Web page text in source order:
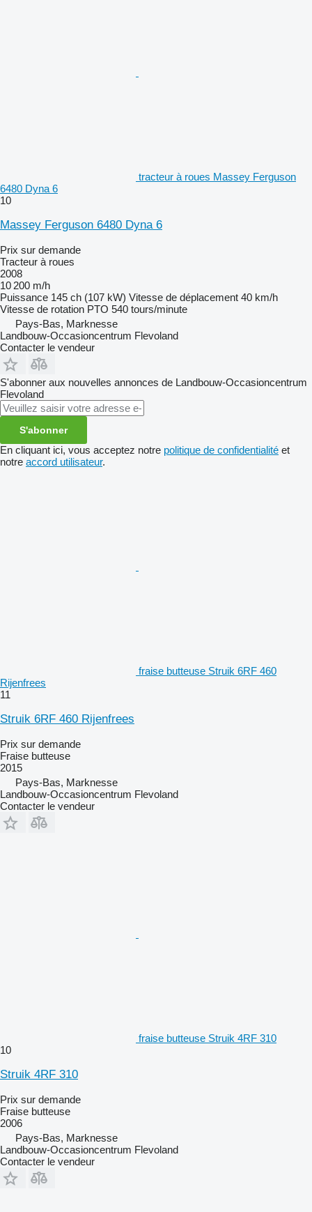
tracteur à roues Massey Ferguson
6480 Dyna 6
10
Massey Ferguson 6480 Dyna 6
Prix sur demande
Tracteur à roues
2008
10 200 m/h
Puissance 145 ch (107 kW) Vitesse de déplacement 40 km/h
Vitesse de rotation PTO 540 tours/minute
Pays-Bas, Marknesse
Landbouw-Occasioncentrum Flevoland
Contacter le vendeur
S'abonner aux nouvelles annonces de Landbouw-Occasioncentrum
Flevoland
S'abonner
En cliquant ici, vous acceptez notre politique de confidentialité et
notre accord utilisateur.
fraise butteuse Struik 6RF 460
Rijenfrees
11
Struik 6RF 460 Rijenfrees
Prix sur demande
Fraise butteuse
2015
Pays-Bas, Marknesse
Landbouw-Occasioncentrum Flevoland
Contacter le vendeur
fraise butteuse Struik 4RF 310
10
Struik 4RF 310
Prix sur demande
Fraise butteuse
2006
Pays-Bas, Marknesse
Landbouw-Occasioncentrum Flevoland
Contacter le vendeur